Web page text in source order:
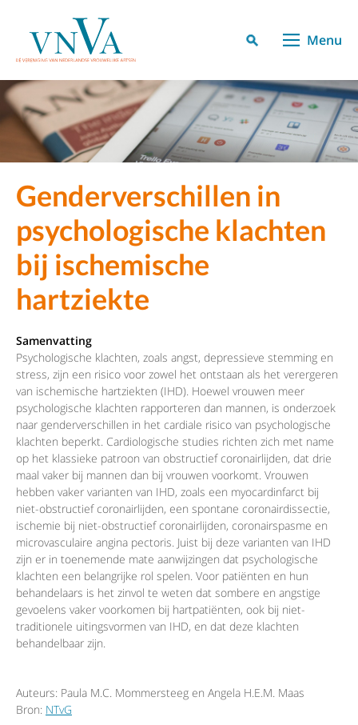
Menu
Genderverschillen in
psychologische klachten
bij ischemische
hartziekte
Samenvatting
Psychologische klachten, zoals angst, depressieve stemming en
stress, zijn een risico voor zowel het ontstaan als het verergeren
van ischemische hartziekten (IHD). Hoewel vrouwen meer
psychologische klachten rapporteren dan mannen, is onderzoek
naar genderverschillen in het cardiale risico van psychologische
klachten beperkt. Cardiologische studies richten zich met name
op het klassieke patroon van obstructief coronairlijden, dat drie
maal vaker bij mannen dan bij vrouwen voorkomt. Vrouwen
hebben vaker varianten van IHD, zoals een myocardinfarct bij
niet-obstructief coronairlijden, een spontane coronairdissectie,
ischemie bij niet-obstructief coronairlijden, coronairspasme en
microvasculaire angina pectoris. Juist bij deze varianten van IHD
zijn er in toenemende mate aanwijzingen dat psychologische
klachten een belangrijke rol spelen. Voor patiënten en hun
behandelaars is het zinvol te weten dat sombere en angstige
gevoelens vaker voorkomen bij hartpatiënten, ook bij niet-
traditionele uitingsvormen van IHD, en dat deze klachten
behandelbaar zijn.
Auteurs: Paula M.C. Mommersteeg en Angela H.E.M. Maas
Bron: NTvG